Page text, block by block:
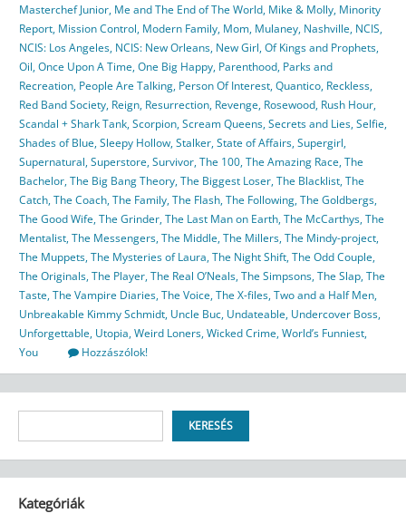
Masterchef Junior, Me and The End of The World, Mike & Molly, Minority
Report, Mission Control, Modern Family, Mom, Mulaney, Nashville, NCIS,
NCIS: Los Angeles, NCIS: New Orleans, New Girl,Of Kings and Prophets,
Oil,Once Upon A Time,One Big Happy, Parenthood, Parks and
Recreation, People Are Talking, Person Of Interest,Quantico, Reckless,
Red Band Society, Reign, Resurrection, Revenge, Rosewood, Rush Hour,
Scandal + Shark Tank,Scorpion,Scream Queens,Secrets and Lies,Selfie,
Shades of Blue,Sleepy Hollow,Stalker,State of Affairs,Supergirl,
Supernatural,Superstore,Survivor,The 100,The Amazing Race,The
Bachelor,The Big Bang Theory,The Biggest Loser,The Blacklist,The
Catch,The Coach,The Family,The Flash,The Following,The Goldbergs,
The Good Wife,The Grinder,The Last Man on Earth,The McCarthys,The
Mentalist,The Messengers,The Middle,The Millers,The Mindy-project,
The Muppets,The Mysteries of Laura,The Night Shift,The Odd Couple,
The Originals,The Player,The Real O’Neals,The Simpsons,The Slap,The
Taste,The Vampire Diaries,The Voice,The X-files,Two and a Half Men,
Unbreakable Kimmy Schmidt, Uncle Buc, Undateable, Undercover Boss,
Unforgettable, Utopia,Weird Loners,Wicked Crime,World’s Funniest,
You
Hozzászólok!
KERESÉS
Kategóriák